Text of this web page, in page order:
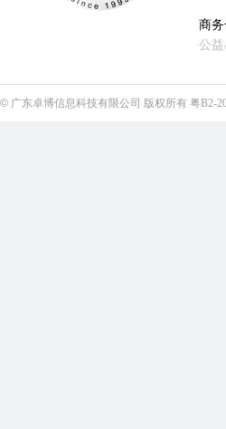
商务
公
© 广东卓博信息科技有限公司 版权所有 粤B2-